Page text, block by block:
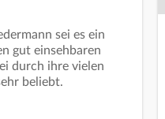
sei es ein
gut einsehbaren
durch ihre vielen
beliebt.